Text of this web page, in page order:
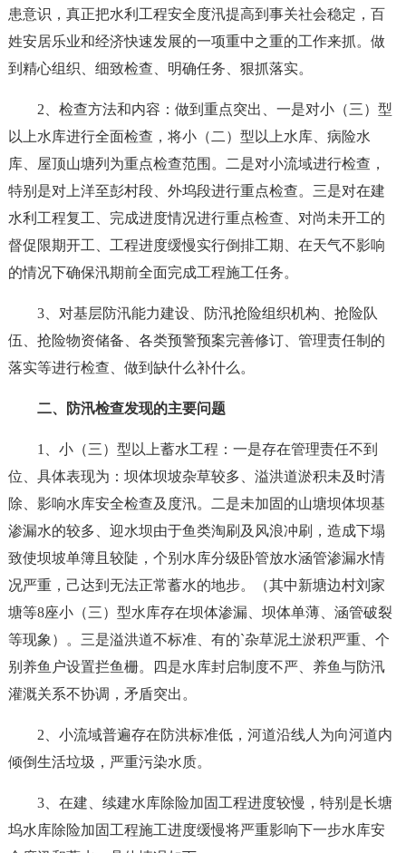
患意识，真正把水利工程安全度汛提高到事关社会稳定，百
姓安居乐业和经济快速发展的一项重中之重的工作来抓。做
到精心组织、细致检查、明确任务、狠抓落实。
2、检查方法和内容：做到重点突出、一是对小（三）型
以上水库进行全面检查，将小（二）型以上水库、病险水
库、屋顶山塘列为重点检查范围。二是对小流域进行检查，
特别是对上洋至彭村段、外坞段进行重点检查。三是对在建
水利工程复工、完成进度情况进行重点检查、对尚未开工的
督促限期开工、工程进度缓慢实行倒排工期、在天气不影响
的情况下确保汛期前全面完成工程施工任务。
3、对基层防汛能力建设、防汛抢险组织机构、抢险队
伍、抢险物资储备、各类预警预案完善修订、管理责任制的
落实等进行检查、做到缺什么补什么。
二、防汛检查发现的主要问题
1、小（三）型以上蓄水工程：一是存在管理责任不到
位、具体表现为：坝体坝坡杂草较多、溢洪道淤积未及时清
除、影响水库安全检查及度汛。二是未加固的山塘坝体坝基
渗漏水的较多、迎水坝由于鱼类淘刷及风浪冲刷，造成下塌
致使坝坡单簿且较陡，个别水库分级卧管放水涵管渗漏水情
况严重，己达到无法正常蓄水的地步。（其中新塘边村刘家
塘等8座小（三）型水库存在坝体渗漏、坝体单薄、涵管破裂
等现象）。三是溢洪道不标准、有的`杂草泥土淤积严重、个
别养鱼户设置拦鱼栅。四是水库封启制度不严、养鱼与防汛
灌溉关系不协调，矛盾突出。
2、小流域普遍存在防洪标准低，河道沿线人为向河道内
倾倒生活垃圾，严重污染水质。
3、在建、续建水库除险加固工程进度较慢，特别是长塘
坞水库除险加固工程施工进度缓慢将严重影响下一步水库安